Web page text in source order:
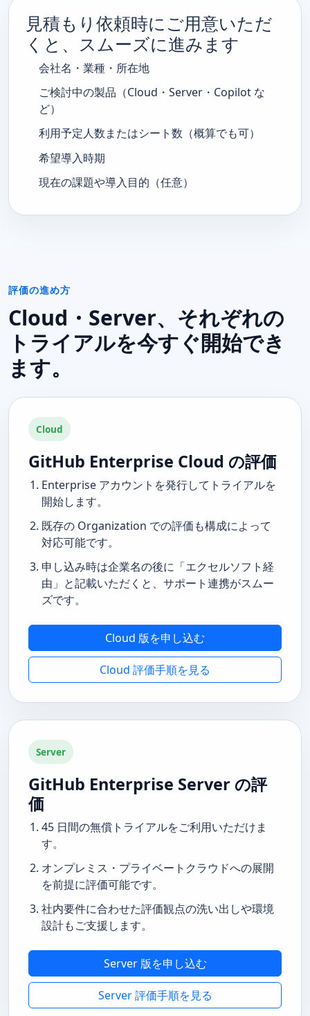
見積もり依頼時にご用意いただ
くと、スムーズに進みます
会社名・業種・所在地
ご検討中の製品（Cloud・Server・Copilot な
ど）
利用予定人数またはシート数（概算でも可）
希望導入時期
現在の課題や導入目的（任意）
評価の進め方
Cloud・Server、それぞれの
トライアルを今すぐ開始でき
ます。
Cloud
GitHub Enterprise Cloud の評価
Enterprise アカウントを発行してトライアルを
開始します。
既存の Organization での評価も構成によって
対応可能です。
申し込み時は企業名の後に「エクセルソフト経
由」と記載いただくと、サポート連携がスムー
ズです。
Cloud 版を申し込む
Cloud 評価手順を見る
Server
GitHub Enterprise Server の評
価
45 日間の無償トライアルをご利用いただけま
す。
オンプレミス・プライベートクラウドへの展開
を前提に評価可能です。
社内要件に合わせた評価観点の洗い出しや環境
設計もご支援します。
Server 版を申し込む
Server 評価手順を見る